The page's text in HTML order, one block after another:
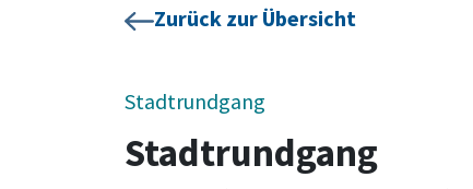
Zurück zur Übersicht
Stadtrundgang
Stadtrundgang